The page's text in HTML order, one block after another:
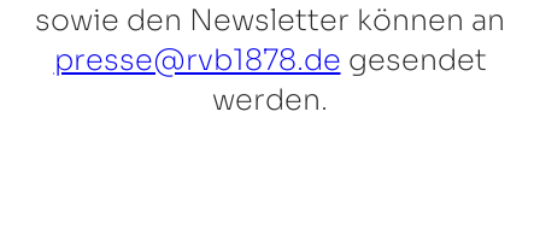
sowie den Newsletter können an
presse@rvb1878.de gesendet
werden.